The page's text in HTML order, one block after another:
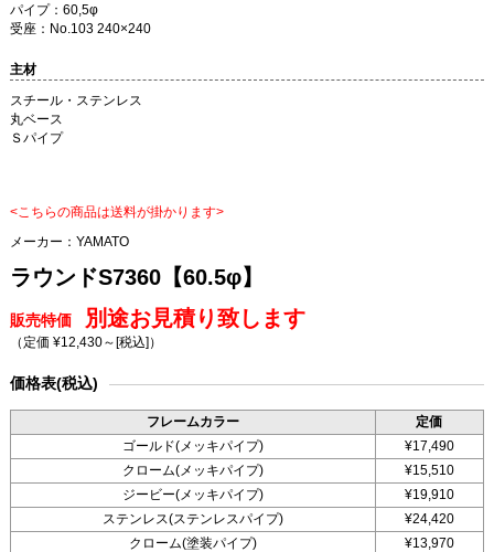
パイプ：60,5φ
受座：No.103 240×240
主材
スチール・ステンレス
丸ベース
Ｓパイプ
<こちらの商品は送料が掛かります>
メーカー： YAMATO
ラウンドS7360【60.5φ】
販売特価 別途お見積り致します
（定価 ¥12,430～ [税込] ）
価格表(税込)
フレームカラー
定価
ゴールド(メッキパイプ)
¥17,490
クローム(メッキパイプ)
¥15,510
ジービー(メッキパイプ)
¥19,910
ステンレス(ステンレスパイプ)
¥24,420
クローム(塗装パイプ)
¥13,970